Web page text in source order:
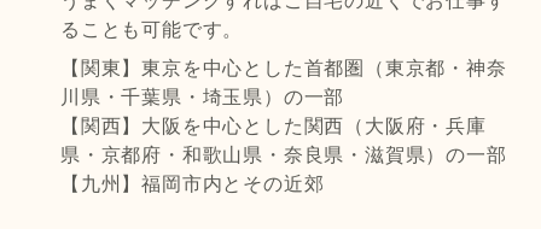
ることも可能です。
【関東】東京を中心とした首都圏（東京都・神奈
川県・千葉県・埼玉県）の一部
【関西】大阪を中心とした関西（大阪府・兵庫
県・京都府・和歌山県・奈良県・滋賀県）の一部
【九州】福岡市内とその近郊